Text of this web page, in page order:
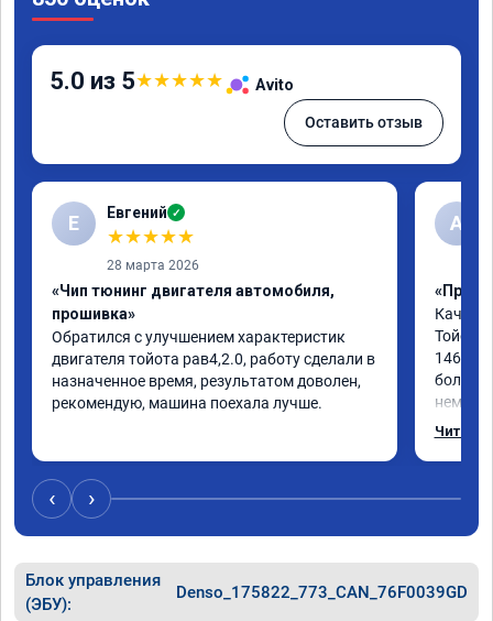
5.0 из 5★★★★★ Avito
Оставить отзыв
Е Евгений ✓
★★★★★
28 марта 2026
«Чип тюнинг двигателя автомобиля,
прошивка»
Обратился с улучшением характеристик
двигателя тойота рав4,2.0, работу сделали в
назначенное время, результатом доволен,
рекомендую, машина поехала лучше.
А
Тойоты
146л.с.
более
обгоне
Мотор
Читать
‹ ›
Блок управления
(ЭБУ):
Denso_175822_773_CAN_76F0039GD